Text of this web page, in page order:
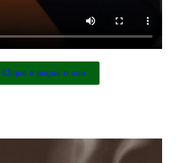
Clique e pegue o seu